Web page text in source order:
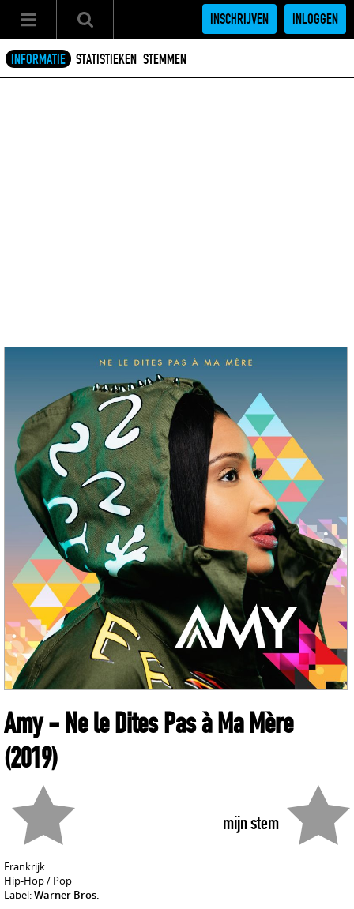
INSCHRIJVEN INLOGGEN
INFORMATIE STATISTIEKEN STEMMEN
Amy- Ne le Dites Pas à Ma Mère
(2019)
mijn stem
Frankrijk
Hip-Hop / Pop
Label:Warner Bros.